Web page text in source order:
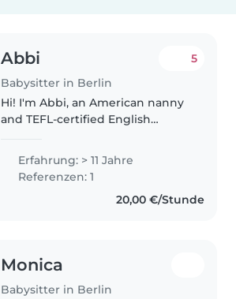
Abbi
Babysitter in Berlin
5
Hi! I'm Abbi, an American nanny
and TEFL-certified English
experience working with babies,
toddlers, and school-aged
children. I've worked as a
Erfahrung: > 11 Jahre
Referenzen: 1
20,00 €/Stunde
Monica
Babysitter in Berlin